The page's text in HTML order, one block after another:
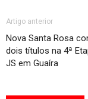
Artigo anterior
Nova Santa Rosa
dois títulos na 4ª
JS em Guaíra